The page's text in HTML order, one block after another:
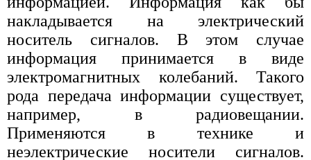
накладывается на электрический
носитель сигналов. В этом случае
информация принимается в виде
электромагнитных колебаний. Такого
рода передача информации существует,
например, в радиовещании.
Применяются в технике и
неэлектрические носители сигналов.